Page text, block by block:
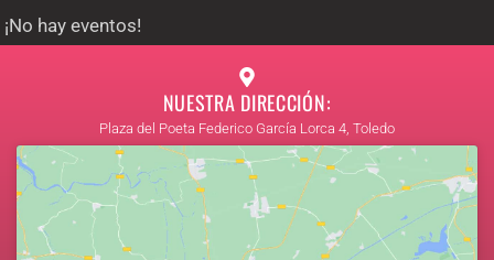
¡No hay eventos!
NUESTRA DIRECCIÓN:
Plaza del Poeta Federico García Lorca 4, Toledo